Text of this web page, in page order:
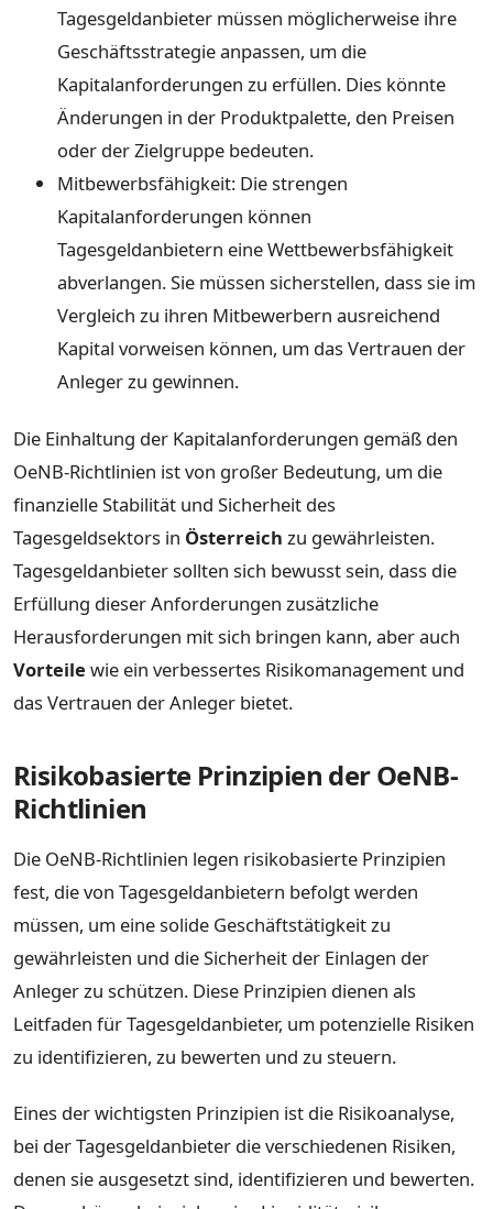
Tagesgeldanbieter müssen möglicherweise ihre
Geschäftsstrategie anpassen, um die
Kapitalanforderungen zu erfüllen. Dies könnte
Änderungen in der Produktpalette, den Preisen
oder der Zielgruppe bedeuten.
Mitbewerbsfähigkeit: Die strengen
Kapitalanforderungen können
Tagesgeldanbietern eine Wettbewerbsfähigkeit
abverlangen. Sie müssen sicherstellen, dass sie im
Vergleich zu ihren Mitbewerbern ausreichend
Kapital vorweisen können, um das Vertrauen der
Anleger zu gewinnen.
Die Einhaltung der Kapitalanforderungen gemäß den
OeNB-Richtlinien ist von großer Bedeutung, um die
finanzielle Stabilität und Sicherheit des
Tagesgeldsektors in Österreich zu gewährleisten.
Tagesgeldanbieter sollten sich bewusst sein, dass die
Erfüllung dieser Anforderungen zusätzliche
Herausforderungen mit sich bringen kann, aber auch
Vorteile wie ein verbessertes Risikomanagement und
das Vertrauen der Anleger bietet.
Risikobasierte Prinzipien der OeNB-
Richtlinien
Die OeNB-Richtlinien legen risikobasierte Prinzipien
fest, die von Tagesgeldanbietern befolgt werden
müssen, um eine solide Geschäftstätigkeit zu
gewährleisten und die Sicherheit der Einlagen der
Anleger zu schützen. Diese Prinzipien dienen als
Leitfaden für Tagesgeldanbieter, um potenzielle Risiken
zu identifizieren, zu bewerten und zu steuern.
Eines der wichtigsten Prinzipien ist die Risikoanalyse,
bei der Tagesgeldanbieter die verschiedenen Risiken,
denen sie ausgesetzt sind, identifizieren und bewerten.